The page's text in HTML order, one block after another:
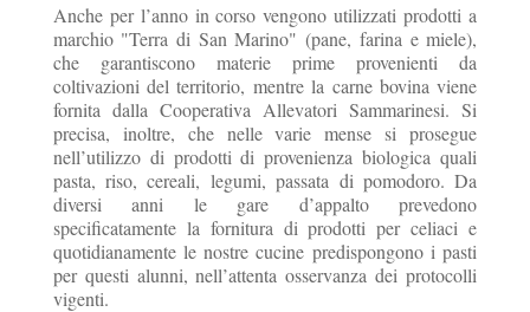
Anche per l’anno in corso vengono utilizzati prodotti a
marchio "Terra di San Marino" (pane, farina e miele),
che garantiscono materie prime provenienti da
coltivazioni del territorio, mentre la carne bovina viene
fornita dalla Cooperativa Allevatori Sammarinesi. Si
precisa, inoltre, che nelle varie mense si prosegue
nell’utilizzo di prodotti di provenienza biologica quali
pasta, riso, cereali, legumi, passata di pomodoro. Da
diversi anni le gare d’appalto prevedono
specificatamente la fornitura di prodotti per celiaci e
quotidianamente le nostre cucine predispongono i pasti
per questi alunni, nell’attenta osservanza dei protocolli
vigenti.